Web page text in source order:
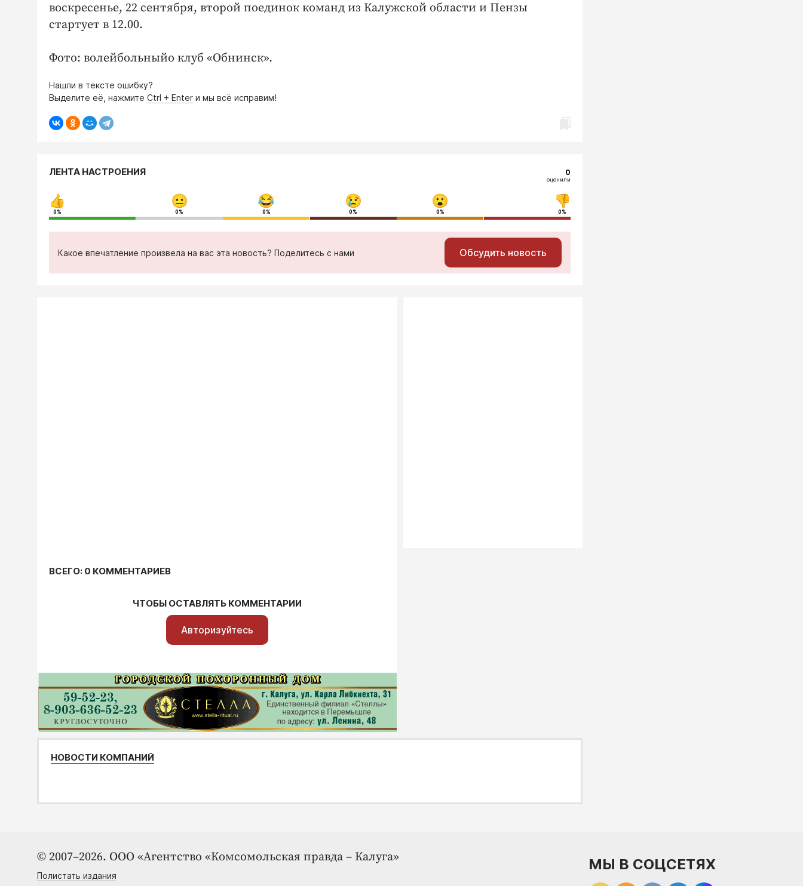
воскресенье, 22 сентября, второй поединок команд из Калужской области и Пензы
стартует в 12.00.
Фото: волейбольныйо клуб «Обнинск».
Нашли в тексте ошибку?
Выделите её, нажмите Ctrl + Enter и мы всё исправим!
ЛЕНТА НАСТРОЕНИЯ 0
оценили
0% 0% 0% 0% 0% 0%
Какое впечатление произвела на вас эта новость? Поделитесь с нами Обсудить новость
ВСЕГО: 0 КОММЕНТАРИЕВ
ЧТОБЫ ОСТАВЛЯТЬ КОММЕНТАРИИ
Авторизуйтесь
НОВОСТИ КОМПАНИЙ
© 2007–2026. ООО «Агентство «Комсомольская правда – Калуга»
Полистать издания
МЫ В СОЦСЕТЯХ